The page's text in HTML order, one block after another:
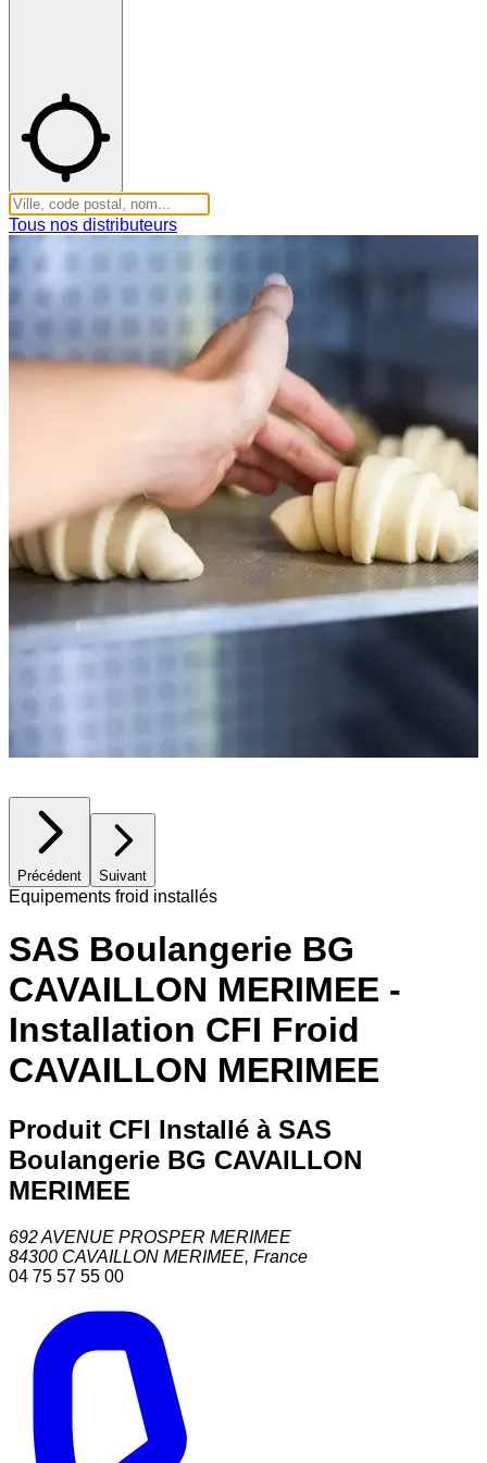
Tous nos distributeurs
Précédent Suivant
Equipements froid installés
SAS Boulangerie BG
CAVAILLON MERIMEE -
Installation CFI Froid
CAVAILLON MERIMEE
Produit CFI Installé à SAS
Boulangerie BG CAVAILLON
MERIMEE
692 AVENUE PROSPER MERIMEE
84300 CAVAILLON MERIMEE, France
04 75 57 55 00